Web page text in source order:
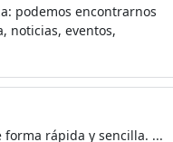
podemos encontrarnos
noticias, eventos,
rápida y sencilla. ...